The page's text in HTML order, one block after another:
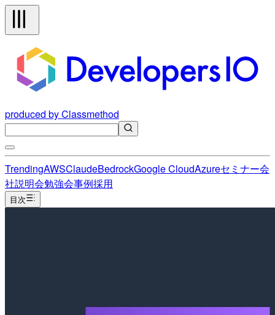
produced by Classmethod
TrendingAWSClaudeBedrockGoogle CloudAzureセミナー会
社説明会勉強会事例採用
目次